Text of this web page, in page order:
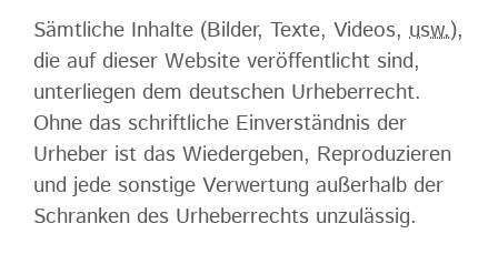
Sämtliche Inhalte (Bilder, Texte, Videos, usw.),
die auf dieser Website veröffentlicht sind,
unterliegen dem deutschen Urheberrecht.
Ohne das schriftliche Einverständnis der
Urheber ist das Wiedergeben, Reproduzieren
und jede sonstige Verwertung außerhalb der
Schranken des Urheberrechts unzulässig.